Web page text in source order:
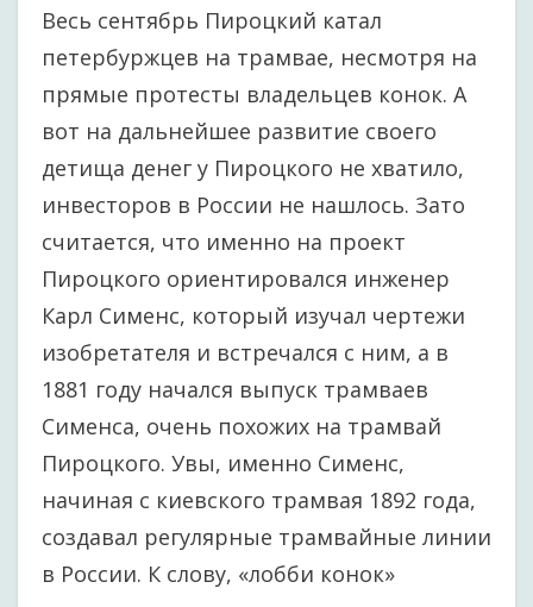
Весь сентябрь Пироцкий катал
петербуржцев на трамвае, несмотря на
прямые протесты владельцев конок. А
вот на дальнейшее развитие своего
детища денег у Пироцкого не хватило,
инвесторов в России не нашлось. Зато
считается, что именно на проект
Пироцкого ориентировался инженер
Карл Сименс, который изучал чертежи
изобретателя и встречался с ним, а в
1881 году начался выпуск трамваев
Сименса, очень похожих на трамвай
Пироцкого. Увы, именно Сименс,
начиная с киевского трамвая 1892 года,
создавал регулярные трамвайные линии
в России. К слову, «лобби конок»